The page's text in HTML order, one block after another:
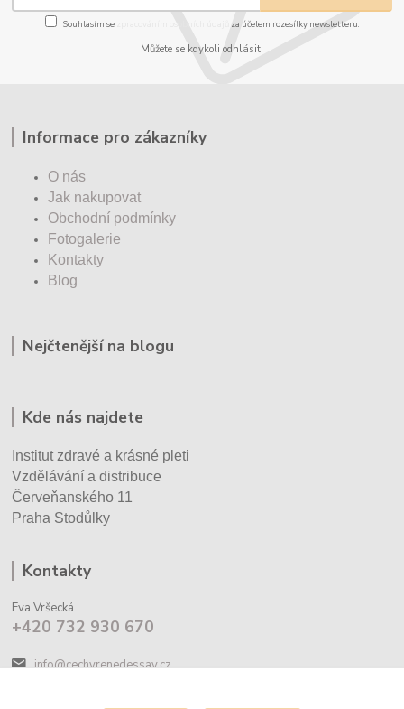
Souhlasím se za účelem rozesílky newsletteru.
Můžete se kdykoli odhlásit.
Informace pro zákazníky
O nás
Jak nakupovat
Obchodní podmínky
Fotogalerie
Kontakty
Blog
Nejčtenější na blogu
Kde nás najdete
Institut zdravé a krásné pleti
Vzdělávání a distribuce
Červeňanského 11
Praha Stodůlky
Kontakty
Eva Vršecká
+420 732 930 670
info@cechyrenedessay.cz